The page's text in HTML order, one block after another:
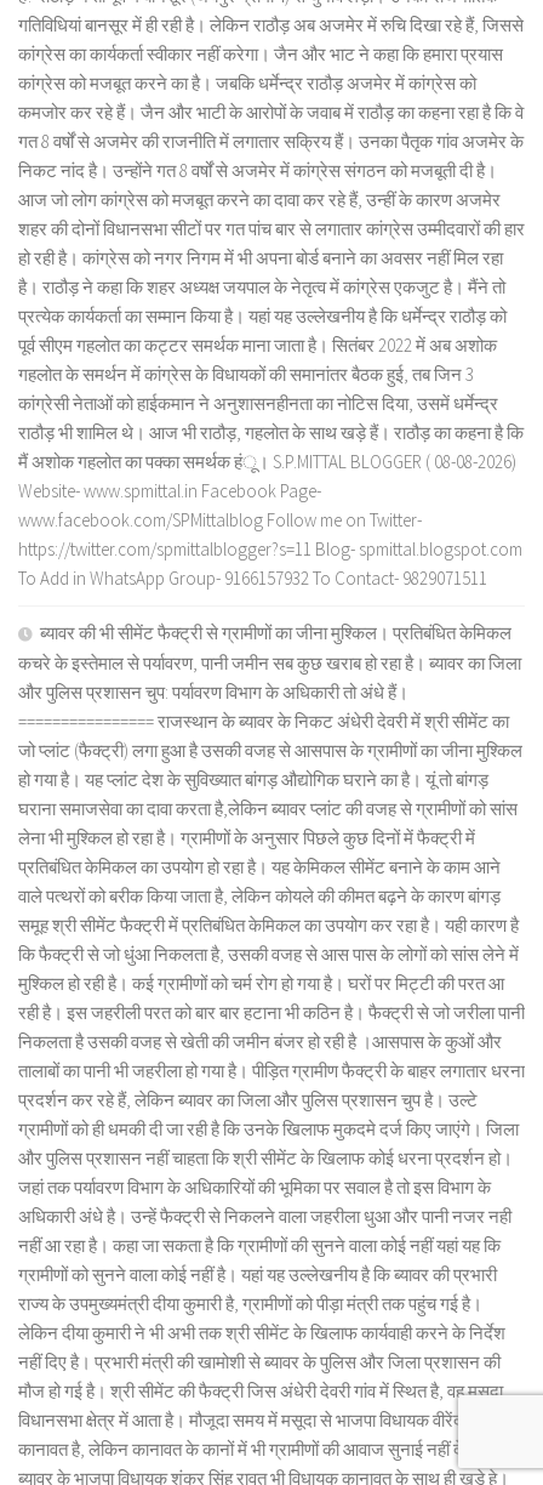
गतिविधियां बानसूर में ही रही है। लेकिन राठौड़ अब अजमेर में रुचि दिखा रहे हैं, जिससे
कांग्रेस का कार्यकर्ता स्वीकार नहीं करेगा। जैन और भाट ने कहा कि हमारा प्रयास
कांग्रेस को मजबूत करने का है। जबकि धर्मेन्द्र राठौड़ अजमेर में कांग्रेस को
कमजोर कर रहे हैं। जैन और भाटी के आरोपों के जवाब में राठौड़ का कहना रहा है कि वे
गत 8 वर्षों से अजमेर की राजनीति में लगातार सक्रिय हैं। उनका पैतृक गांव अजमेर के
निकट नांद है। उन्होंने गत 8 वर्षों से अजमेर में कांग्रेस संगठन को मजबूती दी है।
आज जो लोग कांग्रेस को मजबूत करने का दावा कर रहे हैं, उन्हीं के कारण अजमेर
शहर की दोनों विधानसभा सीटों पर गत पांच बार से लगातार कांग्रेस उम्मीदवारों की हार
हो रही है। कांग्रेस को नगर निगम में भी अपना बोर्ड बनाने का अवसर नहीं मिल रहा
है। राठौड़ ने कहा कि शहर अध्यक्ष जयपाल के नेतृत्व में कांग्रेस एकजुट है। मैंने तो
प्रत्येक कार्यकर्ता का सम्मान किया है। यहां यह उल्लेखनीय है कि धर्मेन्द्र राठौड़ को
पूर्व सीएम गहलोत का कट्टर समर्थक माना जाता है। सितंबर 2022 में अब अशोक
गहलोत के समर्थन में कांग्रेस के विधायकों की समानांतर बैठक हुई, तब जिन 3
कांग्रेसी नेताओं को हाईकमान ने अनुशासनहीनता का नोटिस दिया, उसमें धर्मेन्द्र
राठौड़ भी शामिल थे। आज भी राठौड़, गहलोत के साथ खड़े हैं। राठौड़ का कहना है कि
मैं अशोक गहलोत का पक्का समर्थक हंू। S.P.MITTAL BLOGGER ( 08-08-2026)
Website- www.spmittal.in Facebook Page-
www.facebook.com/SPMittalblog Follow me on Twitter-
https://twitter.com/spmittalblogger?s=11 Blog- spmittal.blogspot.com
To Add in WhatsApp Group- 9166157932 To Contact- 9829071511
ब्यावर की भी सीमेंट फैक्ट्री से ग्रामीणों का जीना मुश्किल। प्रतिबंधित केमिकल
कचरे के इस्तेमाल से पर्यावरण, पानी जमीन सब कुछ खराब हो रहा है। ब्यावर का जिला
और पुलिस प्रशासन चुप: पर्यावरण विभाग के अधिकारी तो अंधे हैं।
================ राजस्थान के ब्यावर के निकट अंधेरी देवरी में श्री सीमेंट का
जो प्लांट (फैक्ट्री) लगा हुआ है उसकी वजह से आसपास के ग्रामीणों का जीना मुश्किल
हो गया है। यह प्लांट देश के सुविख्यात बांगड़ औद्योगिक घराने का है। यूं तो बांगड़
घराना समाजसेवा का दावा करता है,लेकिन ब्यावर प्लांट की वजह से ग्रामीणों को सांस
लेना भी मुश्किल हो रहा है। ग्रामीणों के अनुसार पिछले कुछ दिनों में फैक्ट्री में
प्रतिबंधित केमिकल का उपयोग हो रहा है। यह केमिकल सीमेंट बनाने के काम आने
वाले पत्थरों को बरीक किया जाता है, लेकिन कोयले की कीमत बढ़ने के कारण बांगड़
समूह श्री सीमेंट फैक्ट्री में प्रतिबंधित केमिकल का उपयोग कर रहा है। यही कारण है
कि फैक्ट्री से जो धुंआ निकलता है, उसकी वजह से आस पास के लोगों को सांस लेने में
मुश्किल हो रही है। कई ग्रामीणों को चर्म रोग हो गया है। घरों पर मिट्टी की परत आ
रही है। इस जहरीली परत को बार बार हटाना भी कठिन है। फैक्ट्री से जो जरीला पानी
निकलता है उसकी वजह से खेती की जमीन बंजर हो रही है ।आसपास के कुओं और
तालाबों का पानी भी जहरीला हो गया है। पीड़ित ग्रामीण फैक्ट्री के बाहर लगातार धरना
प्रदर्शन कर रहे हैं, लेकिन ब्यावर का जिला और पुलिस प्रशासन चुप है। उल्टे
ग्रामीणों को ही धमकी दी जा रही है कि उनके खिलाफ मुकदमे दर्ज किए जाएंगे। जिला
और पुलिस प्रशासन नहीं चाहता कि श्री सीमेंट के खिलाफ कोई धरना प्रदर्शन हो।
जहां तक पर्यावरण विभाग के अधिकारियों की भूमिका पर सवाल है तो इस विभाग के
अधिकारी अंधे है। उन्हें फैक्ट्री से निकलने वाला जहरीला धुआ और पानी नजर नही
नहीं आ रहा है। कहा जा सकता है कि ग्रामीणों की सुनने वाला कोई नहीं यहां यह कि
ग्रामीणों को सुनने वाला कोई नहीं है। यहां यह उल्लेखनीय है कि ब्यावर की प्रभारी
राज्य के उपमुख्यमंत्री दीया कुमारी है, ग्रामीणों को पीड़ा मंत्री तक पहुंच गई है।
लेकिन दीया कुमारी ने भी अभी तक श्री सीमेंट के खिलाफ कार्यवाही करने के निर्देश
नहीं दिए है। प्रभारी मंत्री की खामोशी से ब्यावर के पुलिस और जिला प्रशासन की
मौज हो गई है। श्री सीमेंट की फैक्ट्री जिस अंधेरी देवरी गांव में स्थित है, वह मसूदा
विधानसभा क्षेत्र में आता है। मौजूदा समय में मसूदा से भाजपा विधायक वीरेंद्र सिंह
कानावत है, लेकिन कानावत के कानों में भी ग्रामीणों की आवाज सुनाई नहीं दे रही।
ब्यावर के भाजपा विधायक शंकर सिंह रावत भी विधायक कानावत के साथ ही खड़े हे।